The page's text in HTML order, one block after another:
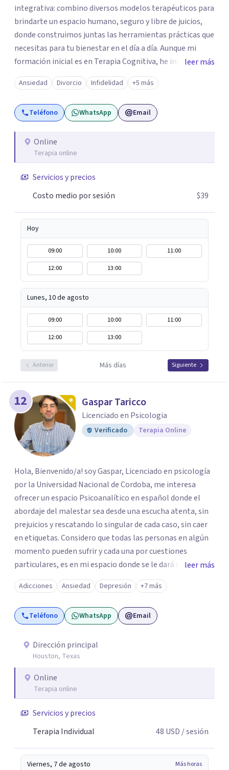
integrativa: combino diversos modelos terapéuticos para
brindarte un espacio humano, seguro y libre de juicios,
donde construimos juntas las herramientas prácticas que
necesitas para tu bienestar en el día a día. Aunque mi
formación inicial es en Terapia Cognitiva, he incorporado
enfoques como el Mindfulness y la Terapia de Aceptación
y Compromiso (ACT), adaptando el tratamiento a tus
necesidades particulares. Mi trayectoria es internacional
(Argentina, Estados Unidos, Europa y Asia). Además,
conectando con la realidad de las islas. Mis servicios son
100% online y accesibles. Si buscas un espacio de escucha
leer más
Ansiedad Divorcio Infidelidad +5 más
Teléfono WhatsApp Email
Online
Terapia online
Servicios y precios
Costo medio por sesión
$39
Hoy
09:00 10:00
11:00
12:00
13:00
Lunes, 10 de agosto
09:00 10:00
11:00
12:00
13:00
Anterior Más días Siguiente
12 Gaspar Taricco
Licenciado en Psicologia
Verificado Terapia Online
Hola, Bienvenido/a! soy Gaspar, Licenciado en psicología
por la Universidad Nacional de Cordoba, me interesa
ofrecer un espacio Psicoanalítico en español donde el
abordaje del malestar sea desde una escucha atenta, sin
prejuicios y rescatando lo singular de cada caso, sin caer
en etiquetas. Considero que todas las personas en algún
momento pueden sufrir y cada una por cuestiones
particulares, es en mi espacio donde se le dará un lugar a
esas cuestiones singulares de cada uno, para luego
generar cambios. Soy una persona en constante
formación, actualmente curso seminarios, una
especialización en psicoanálisis y también investigo.
leer más
Adicciones Ansiedad Depresión +7 más
Teléfono WhatsApp Email
Dirección principal
Houston, Texas
Online
Terapia online
Servicios y precios
Terapia Individual
48 USD / sesión
Viernes, 7 de agosto Más horas